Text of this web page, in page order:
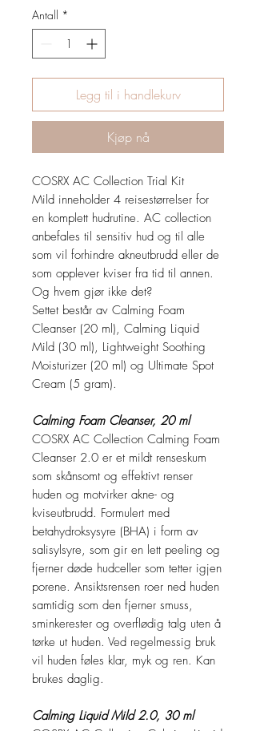
Antall *
Legg til i handlekurv
Kjøp nå
COSRX AC Collection Trial Kit
Mild inneholder 4 reisestørrelser for
en komplett hudrutine. AC collection
anbefales til sensitiv hud og til alle
som vil forhindre akneutbrudd eller de
som opplever kviser fra tid til annen.
Og hvem gjør ikke det?
Settet består av Calming Foam
Cleanser (20 ml), Calming Liquid
Mild (30 ml), Lightweight Soothing
Moisturizer (20 ml) og Ultimate Spot
Cream (5 gram).
Calming Foam Cleanser, 20 ml
COSRX AC Collection Calming Foam
Cleanser 2.0 er et mildt renseskum
som skånsomt og effektivt renser
huden og motvirker akne- og
kviseutbrudd. Formulert med
betahydroksysyre (BHA) i form av
salisylsyre, som gir en lett peeling og
fjerner døde hudceller som tetter igjen
porene. Ansiktsrensen roer ned huden
samtidig som den fjerner smuss,
sminkerester og overflødig talg uten å
tørke ut huden. Ved regelmessig bruk
vil huden føles klar, myk og ren. Kan
brukes daglig.
Calming Liquid Mild 2.0, 30 ml